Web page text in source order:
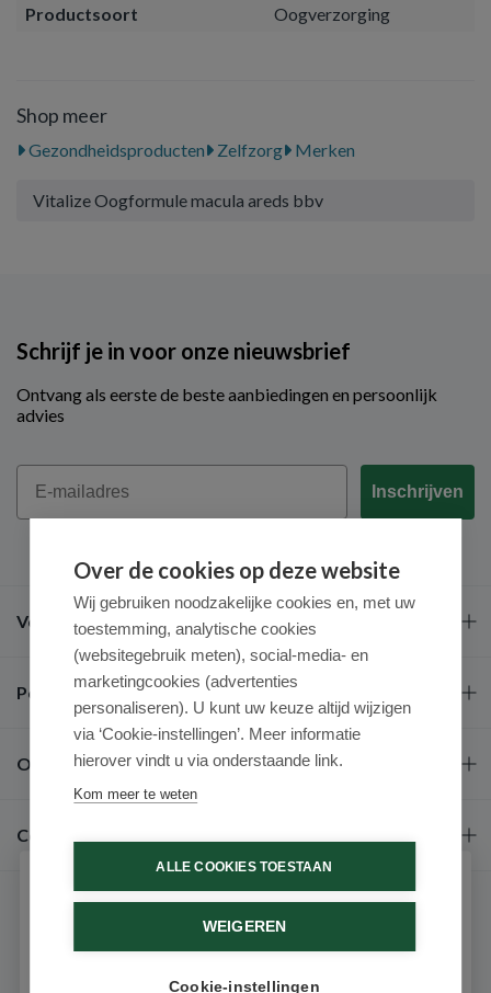
Productsoort
Oogverzorging
Shop meer
Gezondheidsproducten Zelfzorg Merken
Vitalize Oogformule macula areds bbv
Schrijf je in voor onze nieuwsbrief
Ontvang als eerste de beste aanbiedingen en persoonlijk
advies
Email
Inschrijven
Veel gestelde vragen
Populaire merken
Over ons
Contact
9.6 / 10 (531 beoordelingen)
Over de cookies op deze website
Wij gebruiken noodzakelijke cookies en, met uw
toestemming, analytische cookies
(websitegebruik meten), social-media- en
marketingcookies (advertenties
personaliseren). U kunt uw keuze altijd wijzigen
via ‘Cookie-instellingen’. Meer informatie
hierover vindt u via onderstaande link.
Kom meer te weten
ALLE COOKIES TOESTAAN
WEIGEREN
Cookie-instellingen
Schrijf je in voor onze nieuwsbrief
Ontvang als eerste de beste aanbiedingen en persoonlijk
advies